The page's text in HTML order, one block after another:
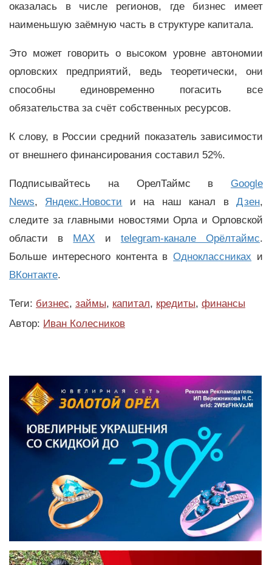
оказалась в числе регионов, где бизнес имеет
наименьшую заёмную часть в структуре капитала.
Это может говорить о высоком уровне автономии
орловских предприятий, ведь теоретически, они
способны единовременно погасить все
обязательства за счёт собственных ресурсов.
К слову, в России средний показатель зависимости
от внешнего финансирования составил 52%.
Подписывайтесь на ОрелТаймс в Google
News, Яндекс.Новости и на наш канал вДзен,
следите за главными новостями Орла и Орловской
области в MAX и telegram-канале Орёлтаймс.
Больше интересного контента вОдноклассниках и
ВКонтакте.
Теги: бизнес, займы, капитал, кредиты, финансы
Автор: Иван Колесников